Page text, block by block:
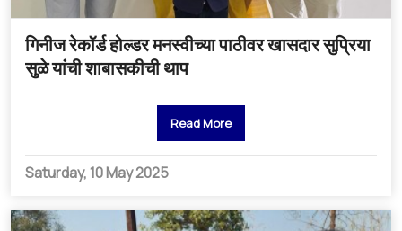
गिनीज रेकॉर्ड होल्डर मनस्वीच्या पाठीवर खासदार सुप्रिया
सुळे यांची शाबासकीची थाप
Read More
Saturday, 10 May 2025